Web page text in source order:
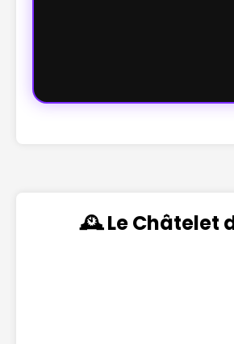
🕰️ Le Châtelet